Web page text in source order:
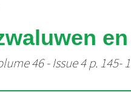
46 - Issue 4 p. 145-